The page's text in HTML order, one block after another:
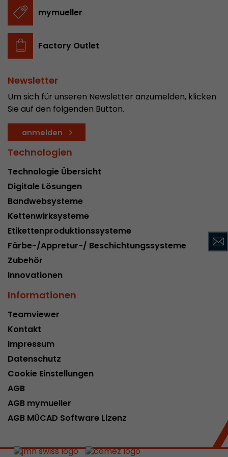
mymueller
Factory Outlet
Newsletter
Um sich für unseren Newsletter anzumelden, klicken
Sie auf den folgenden Button.
anmelden
Technologien
Technologie Übersicht
Digitale Lösungen
Bandwebsysteme
Kettenwirksysteme
Etikettenproduktionssysteme
Färbe-/Appretur-/ Beschichtungssysteme
Zubehör
Innovationen
Informationen
Teamviewer
Kontakt
Impressum
Datenschutz
Cookie Einstellungen
AGB
AGB mymueller
AGB MÜCAD Software Lizenz
Zweck
In diesem Cookie werden die
abgespeichert um Besucher zu tracken. In
des ersten Besuches, der Zeitpunkt zu
Besuch gestartet wird sowie die Anzahl aller
Name __utmb
Laufzeit 30 min
Zweck
abgelaufen ist und wie tief sich ein Besucher
bewegt. Es speichert die Anzahl von
eines Besuchers.
Name __utmc
Provider
Debugging und der Verwendung des neuen
Codes nicht berücksichtigt werden.
Name __utmz
Laufzeit 6 Monate